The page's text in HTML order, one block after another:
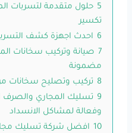
5 حلول متقدمة لتسربات
تكسير
6 احدث اجهزة كشف
7 صيانة وتركيب سخانات
مضمونة
8 تركيب وتصليح سخانات
9 تسليك المجاري
وفعالة لمشاكل الانسداد
10 افضل شركة تسليك